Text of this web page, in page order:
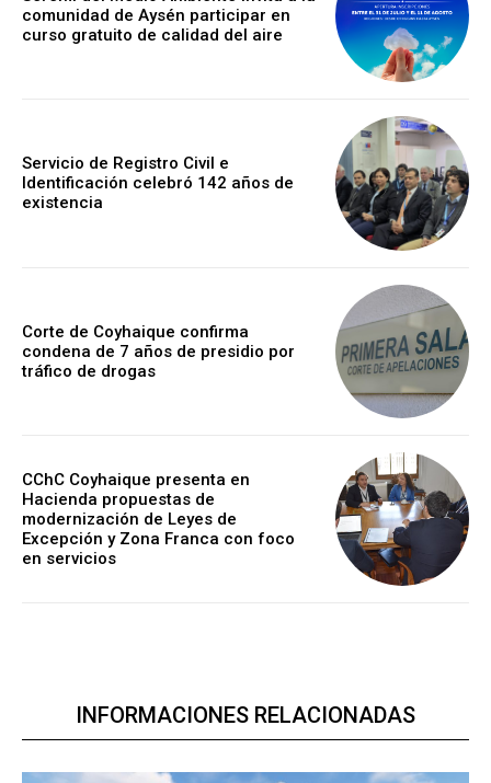
comunidad de Aysén participar en
curso gratuito de calidad del aire
Servicio de Registro Civil e
Identificación celebró 142 años de
existencia
Corte de Coyhaique confirma
condena de 7 años de presidio por
tráfico de drogas
CChC Coyhaique presenta en
Hacienda propuestas de
modernización de Leyes de
Excepción y Zona Franca con foco
en servicios
INFORMACIONES RELACIONADAS